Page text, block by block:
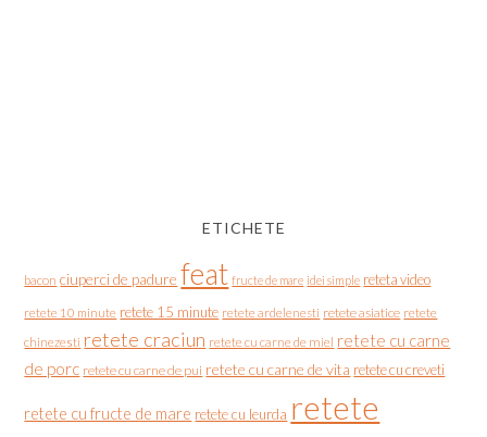
ETICHETE
bacon ciuperci de padure feat fructe de mare idei simple reteta video
retete 10 minute retete 15 minute retete ardelenesti retete asiatice retete
chinezesti retete craciun retete cu carne de miel retete cu carne
de porc retete cu carne de pui retete cu carne de vita retete cu creveti
retete cu fructe de mare retete cu leurda retete